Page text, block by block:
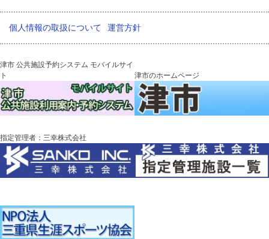
個人情報の取扱について 運営方針
津市 公共施設予約システム モバイルサイ
ト
津市のホームページ
指定管理者：三幸株式会社